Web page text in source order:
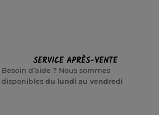
SERVICE APRÈS-VENTE
Besoin d’aide ? Nous sommes
disponibles du lundi au vendredi